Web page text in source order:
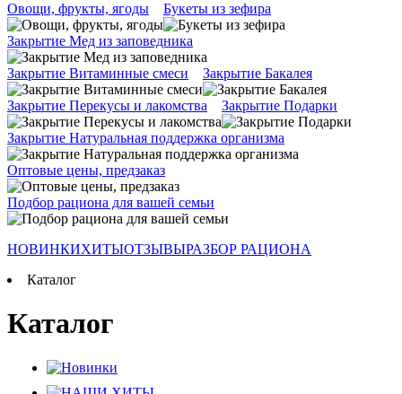
Овощи, фрукты, ягоды Букеты из зефира
Закрытие Мед из заповедника
Закрытие Витаминные смеси Закрытие Бакалея
Закрытие Перекусы и лакомства Закрытие Подарки
Закрытие Натуральная поддержка организма
Оптовые цены, предзаказ
Подбор рациона для вашей семьи
НОВИНКИХИТЫОТЗЫВЫРАЗБОР РАЦИОНА
Каталог
Каталог